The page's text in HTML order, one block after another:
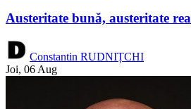
Austeritate bună, austeritate rea
Constantin RUDNIȚCHI
Joi, 06 Aug